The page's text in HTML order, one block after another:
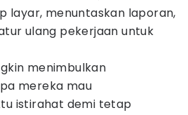
layar, menuntaskan laporan,
ulang pekerjaan untuk
menimbulkan
mereka mau
istirahat demi tetap